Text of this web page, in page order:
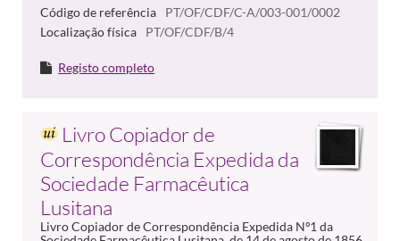
Código de referência
PT/OF/CDF/C-A/003-001/0002
Localização física
PT/OF/CDF/B/4
Registo completo
Livro Copiador de
Correspondência Expedida da
Sociedade Farmacêutica
Lusitana
Livro Copiador de Correspondência Expedida Nº1 da